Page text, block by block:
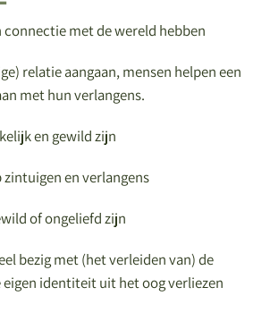
met de wereld hebben
relatie aangaan, mensen helpen een
met hun verlangens.
en gewild zijn
zintuigen en verlangens
of ongeliefd zijn
bezig met (het verleiden van) de
identiteit uit het oog verliezen